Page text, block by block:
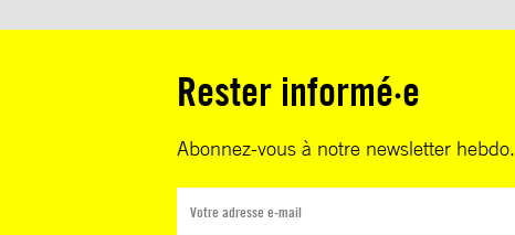
Rester informé·e
Abonnez-vous à notre newsletter hebdo.